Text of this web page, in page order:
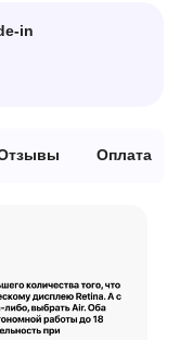
in
Оплата